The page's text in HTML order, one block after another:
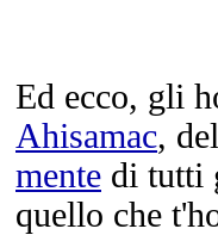
Ed ecco, gli
Ahisamac,
mente di tutti
quello che